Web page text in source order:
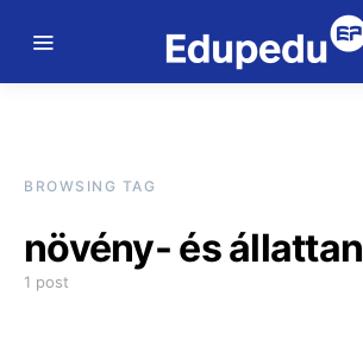
BROWSING TAG
növény- és állattan
1 post